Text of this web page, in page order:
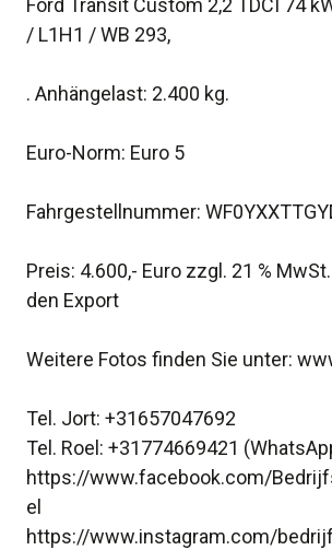
Ford Transit Custom 2,2 TDCI 74
/ L1H1 / WB 293,
. Anhängelast: 2.400 kg.
Euro-Norm: Euro 5
Fahrgestellnummer:
Preis: 4.600,- Euro zzgl. 21 %
den Export
Weitere Fotos finden Sie unter:
Tel. Jort: +31657047692
Tel. Roel: +31774669421
https://www.facebook.com/
el
https://www.instagram.com/